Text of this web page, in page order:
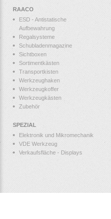
RAACO
ESD - Antistatische
Aufbewahrung
Regalsysteme
Schubladenmagazine
Sichtboxen
Sortimentkästen
Transportkisten
Werkzeughaken
Werkzeugkoffer
Werkzeugkästen
Zubehör
SPEZIAL
Elektronik und Mikromechanik
VDE Werkzeug
Verkaufsfläche - Displays